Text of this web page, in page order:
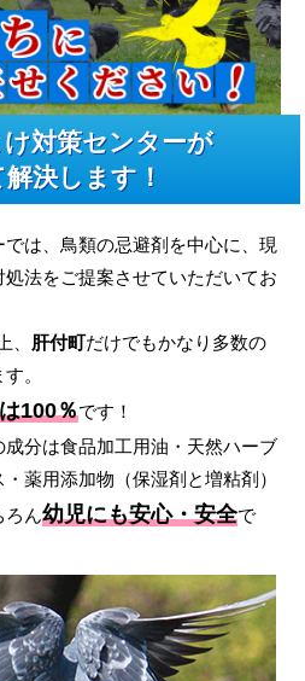
け対策センターが
決します！
は、鳥類の忌避剤を中心に、現
法をご提案させていただいてお
、 肝付町だけでもかなり多数の
。
100％です！
分は食品加工用油・天然ハーブ
薬用添加物（保湿剤と増粘剤）
ろん幼児にも安心・安全で